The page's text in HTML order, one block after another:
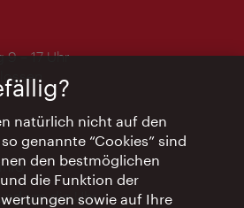
– 17 Uhr
um die Uhr
natürlich nicht auf den
genannte “Cookies” sind
den bestmöglichen
die Funktion der
sowie auf Ihre